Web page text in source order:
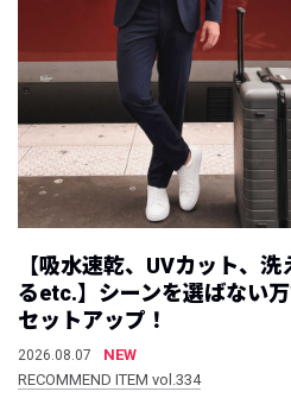
【吸水速乾、UVカット、洗
るetc.】シーンを選ばない
セットアップ！
2026.08.07
NEW
RECOMMEND ITEM vol.334